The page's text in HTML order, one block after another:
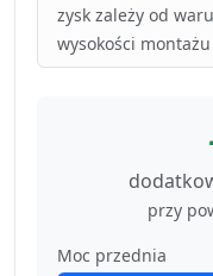
zysk zależy od
wysokości
przy
Moc przednia